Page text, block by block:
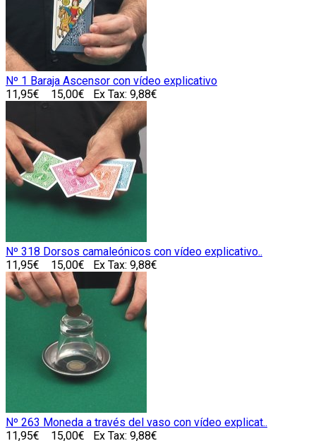
Nº 1 Baraja Ascensor con vídeo explicativo
11,95€
15,00€ Ex Tax: 9,88€
Nº 318 Dorsos camaleónicos con vídeo explicativo..
11,95€
15,00€ Ex Tax: 9,88€
Nº 263 Moneda a través del vaso con vídeo explicat..
11,95€
15,00€ Ex Tax: 9,88€